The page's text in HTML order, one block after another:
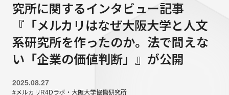
究所に関するインタビュー記事
『「メルカリはなぜ大阪大学と人文
系研究所を作ったのか。法で問えな
い「企業の価値判断」』が公開
2025.08.27
#メルカリR4Dラボ・大阪大学協働研究所